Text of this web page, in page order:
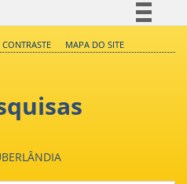
Acesso à informação
MAPA DO SITE